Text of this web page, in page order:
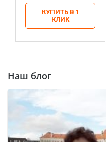
КУПИТЬ В 1
КЛИК
Наш блог